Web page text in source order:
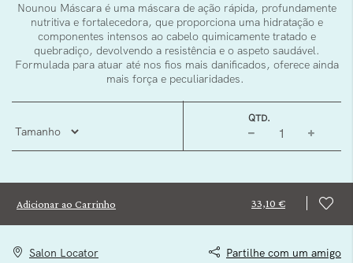
Nounou Máscara é uma máscara de ação rápida, profundamente
nutritiva e fortalecedora, que proporciona uma hidratação e
componentes intensos ao cabelo quimicamente tratado e
quebradiço, devolvendo a resistência e o aspeto saudável.
Formulada para atuar até nos fios mais danificados, oferece ainda
mais força e peculiaridades.
QTD.
Adicionar ao Carrinho 33,10 €
Salon Locator Partilhe com um amigo